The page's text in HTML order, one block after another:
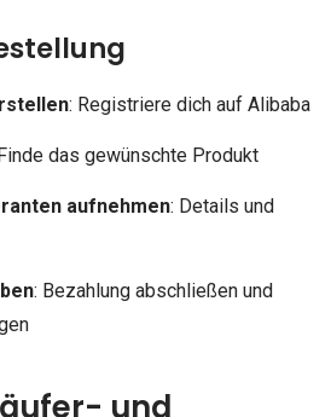
: Registriere dich auf Alibaba
das gewünschte Produkt
aufnehmen: Details und
: Bezahlung abschließen und
und